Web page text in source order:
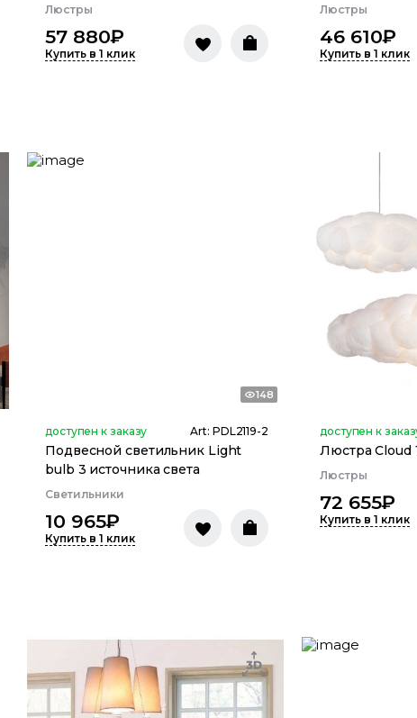
Люстры
57 880₽
Купить в 1 клик
Люстры
46 610₽
Купить в 1 клик
148
доступен к заказу Art: PDL2119-2
Подвесной светильник Light
bulb 3 источника света
Светильники
10 965₽
Купить в 1 клик
доступен к
Люстра Cloud
Люстры
72 655₽
Купить в 1 клик